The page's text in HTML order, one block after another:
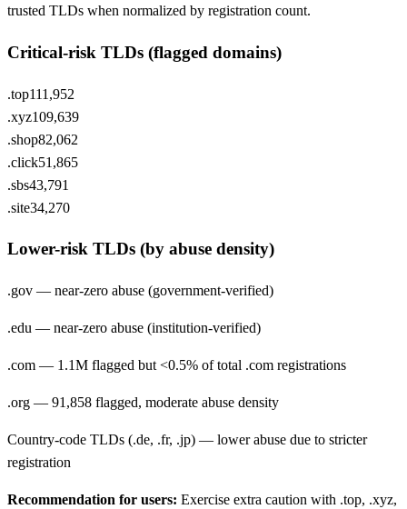
trusted TLDs when normalized by registration count.
Critical-risk TLDs (flagged domains)
.top111,952
.xyz109,639
.shop82,062
.click51,865
.sbs43,791
.site34,270
Lower-risk TLDs (by abuse density)
.gov — near-zero abuse (government-verified)
.edu — near-zero abuse (institution-verified)
.com — 1.1M flagged but <0.5% of total .com registrations
.org — 91,858 flagged, moderate abuse density
Country-code TLDs (.de, .fr, .jp) — lower abuse due to stricter
registration
Recommendation for users: Exercise extra caution with .top, .xyz,